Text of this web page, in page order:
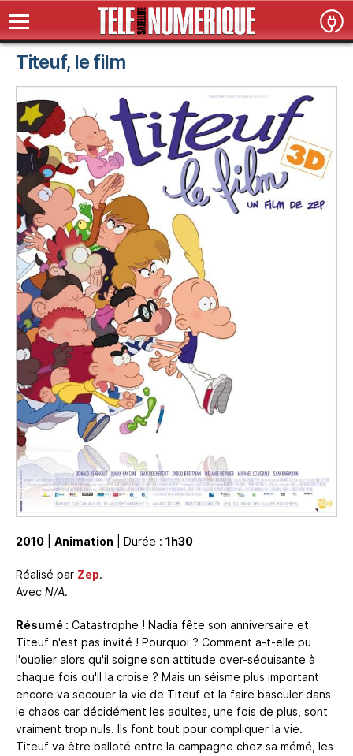
Titeuf, le film
2010 Animation | Durée : 1h30
Réalisé par Zep.
Avec N/A.
Résumé : Catastrophe ! Nadia fête son anniversaire et
Titeuf n'est pas invité ! Pourquoi ? Comment a-t-elle pu
l'oublier alors qu'il soigne son attitude over-séduisante à
chaque fois qu'il la croise ? Mais un séisme plus important
encore va secouer la vie de Titeuf et la faire basculer dans
le chaos car décidément les adultes, une fois de plus, sont
vraiment trop nuls. Ils font tout pour compliquer la vie.
Titeuf va être balloté entre la campagne chez sa mémé, les